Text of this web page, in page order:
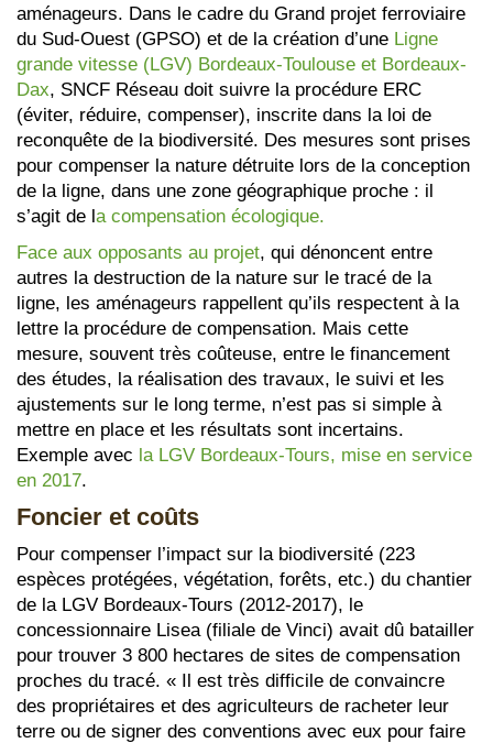
aménageurs. Dans le cadre du Grand projet ferroviaire
du Sud-Ouest (GPSO) et de la création d’une Ligne
grande vitesse (LGV) Bordeaux-Toulouse et Bordeaux-
Dax, SNCF Réseau doit suivre la procédure ERC
(éviter, réduire, compenser), inscrite dans la loi de
reconquête de la biodiversité. Des mesures sont prises
pour compenser la nature détruite lors de la conception
de la ligne, dans une zone géographique proche : il
s’agit de la compensation écologique.
Face aux opposants au projet, qui dénoncent entre
autres la destruction de la nature sur le tracé de la
ligne, les aménageurs rappellent qu’ils respectent à la
lettre la procédure de compensation. Mais cette
mesure, souvent très coûteuse, entre le financement
des études, la réalisation des travaux, le suivi et les
ajustements sur le long terme, n’est pas si simple à
mettre en place et les résultats sont incertains.
Exemple avec la LGV Bordeaux-Tours, mise en service
en 2017.
Foncier et coûts
Pour compenser l’impact sur la biodiversité (223
espèces protégées, végétation, forêts, etc.) du chantier
de la LGV Bordeaux-Tours (2012-2017), le
concessionnaire Lisea (filiale de Vinci) avait dû batailler
pour trouver 3 800 hectares de sites de compensation
proches du tracé. « Il est très difficile de convaincre
des propriétaires et des agriculteurs de racheter leur
terre ou de signer des conventions avec eux pour faire